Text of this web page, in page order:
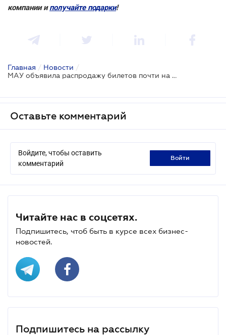
компании иполучайте подарки!
Главная / Новости /
МАУ объявила распродажу билетов почти на все направления
Оставьте комментарий
Войдите, чтобы оставить
комментарий
войти
Читайте нас в соцсетях.
Подпишитесь, чтоб быть в курсе всех бизнес-
новостей.
Подпишитесь на рассылку